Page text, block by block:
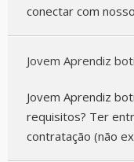
conectar com
Jovem Aprendiz
Jovem Aprendiz
requisitos? Ter
contratação (não